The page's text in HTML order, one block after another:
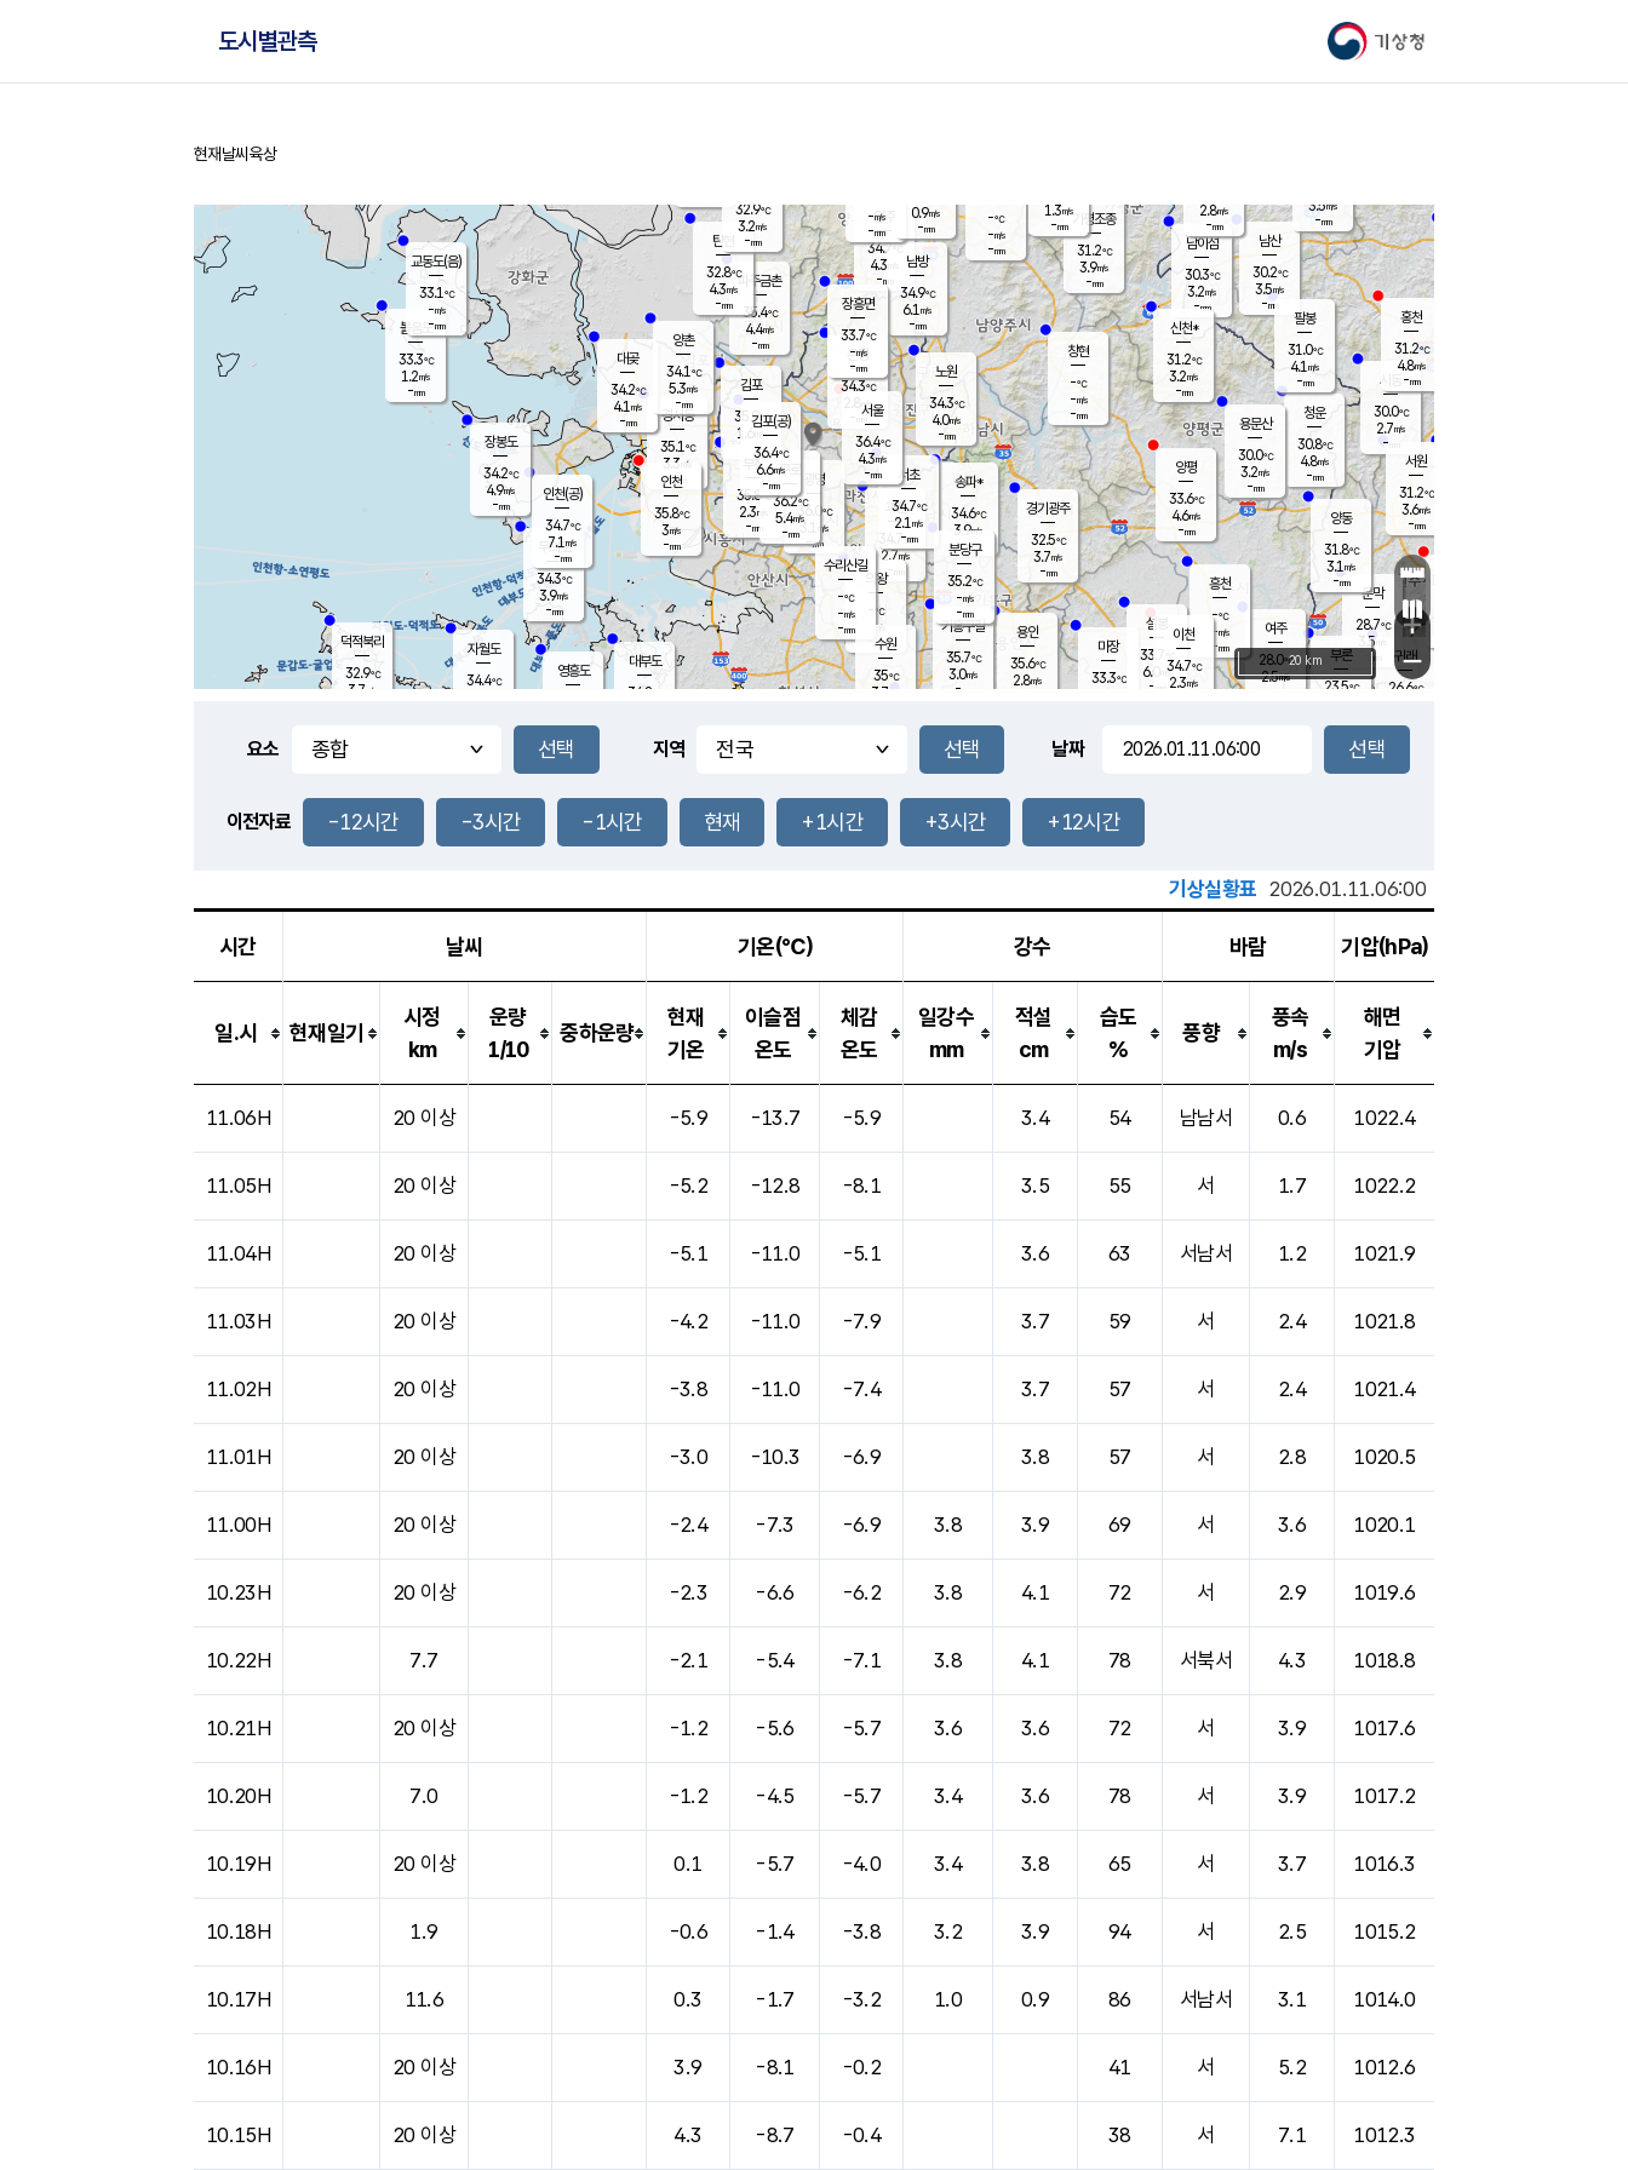
기상청
도시별관측
홈
현재날씨 육상
풍도
5.0m/s
문막
28.7℃
3.5m/s
mm
남이섬
30.3℃
3.2m/s
-mm
무의도
34.3℃
3.9m/s
-mm
영흥도
볼음도
33.3℃
1.2m/s
-mm
자월도
34.4℃
양주
34.7℃
4.3
-mm
부론
23.5℃
과천
34.7℃
2.7m/s
- mm
남산
30.2℃
3.5m/s
-mm
장봉도
34.2℃
4.9m/s
-mm
-mm
청운
30.8℃
4.8m/s
-mm
팔봉
31.0℃
4.1 m/s
-mm
-mm
용인
35.6℃
2.8m/s
여주
28.0℃
2.5m/s
양동
31.8℃
3.1m/s
-mm
경기광주
32.5℃
3.7m/s
-mm
장호원
2.8m/s
-mm
33.6
℃
대부도
34.8
-
경서동
35.1℃
3.3 m/s
-mm
파주금촌
35.4℃
4.4m/s
-mm
가평조종
31.2℃
3.9m/s
-mm
-℃
-m/s
-mm
대곶
34.2℃
4.1 m/s
-mm
신천*
31.2℃
3.2m/s
-mm
창현
-℃
-m/s
-mm
탄현
32.8℃
4.3m/s
-mm
1.3m/s
-mm
36.9℃
2.0m/s
-mm
흥천
-℃
-m/s
-mm
마장
33.3℃
의왕
- ℃
m/s
mm
김포
35.9℃
1.6 m/s
mm
설봉
33.7
6.0 m/s
- mm
광명
36.0
℃
3.1 m/s
-mm
부천
35.8℃
2.3m/s
-mm
-mm
양촌
34.1℃
5.3m/s
-mm
구로
36.2℃
5.4m/s
-mm
은평
34.3℃
2.8 m/s
- mm
노원
34.3℃
4.0m/s
-mm
송파*
34.6℃
3.9m/s
-mm
서초
34.7℃
2.1 m/s
-mm
남방
34.9℃
6.1 m/s
-mm
기흥구갈
35.7℃
3.0m/s
-
수리산길
-℃
-m/s
-mm
분당구
35.2℃
-m/s
-mm
장흥면
33.7℃
-m/s
-mm
-m/s
-mm
시동
30.0℃
2.7m/s
- mm
귀래
26.6℃
서원
31.2℃
3.6m/s
-mm
용문산
30.0℃
3.2m/s
-mm
덕적북리
32.9℃
3.7 m/s
인천(공)
34.7℃
7.1 m/s
-mm
김포(공)
36.4℃
6.6m/s
-mm
교동도(음)
33.1℃
-m/s
-mm
홍천
31.2℃
4.8m/s
-mm
이천
34.7℃
2.3m/s
양평
33.6℃
4.6m/s
-mm
수원
35℃
3.7 m/s
인천
35.8℃
3m/s
-mm
서울
36.4℃
4.3m/s
-mm
3.5m/s
-mm
32.9℃
3.2m/s
-mm
0.9m/s
-mm
+
−
20 km
요소 지역 날짜
이전자료 -12시간 -3시간 -1시간 현재 +1시간 +3시간 +12시간
기상실황표 2026.01.11.06:00
시간 날씨 기온(℃) 강수 바람 기압(hPa)
일.시 현재일기
시정
km
운량
1/10
중하운량
현재
기온
이슬점
온도
체감
온도
일강수
mm
적설
cm
습도
%
풍향
풍속
m/s
해면
기압
11.06H 20 이상 -5.9 -13.7 -5.9 3.4 54 남남서 0.6 1022.4
11.05H 20 이상 -5.2 -12.8 -8.1 3.5 55 서 1.7 1022.2
11.04H 20 이상 -5.1 -11.0 -5.1 3.6 63 서남서 1.2 1021.9
11.03H 20 이상 -4.2 -11.0 -7.9 3.7 59 서 2.4 1021.8
11.02H 20 이상 -3.8 -11.0 -7.4 3.7 57 서 2.4 1021.4
11.01H 20 이상 -3.0 -10.3 -6.9 3.8 57 서 2.8 1020.5
11.00H 20 이상 -2.4 -7.3 -6.9 3.8 3.9 69 서 3.6 1020.1
10.23H 20 이상 -2.3 -6.6 -6.2 3.8 4.1 72 서 2.9 1019.6
10.22H 7.7 -2.1 -5.4 -7.1 3.8 4.1 78 서북서 4.3 1018.8
10.21H 20 이상 -1.2 -5.6 -5.7 3.6 3.6 72 서 3.9 1017.6
10.20H 7.0 -1.2 -4.5 -5.7 3.4 3.6 78 서 3.9 1017.2
10.19H 20 이상 0.1 -5.7 -4.0 3.4 3.8 65 서 3.7 1016.3
10.18H 1.9 -0.6 -1.4 -3.8 3.2 3.9 94 서 2.5 1015.2
10.17H 11.6 0.3 -1.7 -3.2 1.0 0.9 86 서남서 3.1 1014.0
10.16H 20 이상 3.9 -8.1 -0.2 41 서 5.2 1012.6
10.15H 20 이상 4.3 -8.7 -0.4 38 서 7.1 1012.3